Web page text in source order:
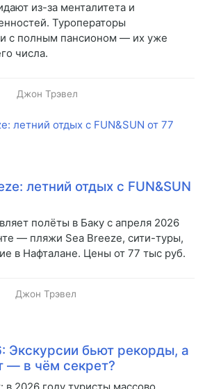
из-за менталитета и
Туроператоры
с полным пансионом — их уже
числа.
Джон Трэвел
летний отдых с FUN&SUN
полёты в Баку с апреля 2026
— пляжи Sea Breeze, сити-туры,
в Нафталане. Цены от 77 тыс руб.
Джон Трэвел
Экскурсии бьют рекорды, а
— в чём секрет?